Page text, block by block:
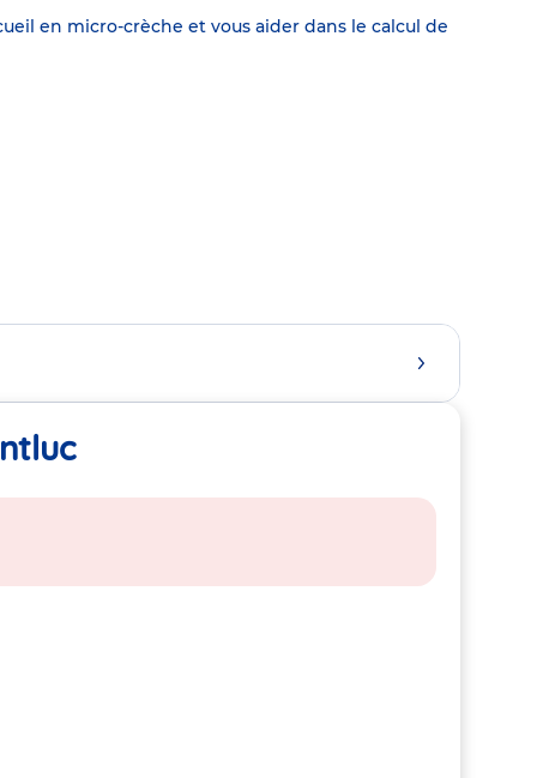
en micro-crèche et vous aider dans le calcul de